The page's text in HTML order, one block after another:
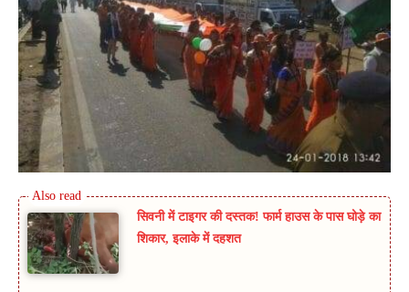
सिवनी में टाइगर की दस्तक! फार्म हाउस के पास घोड़े का
शिकार, इलाके में दहशत